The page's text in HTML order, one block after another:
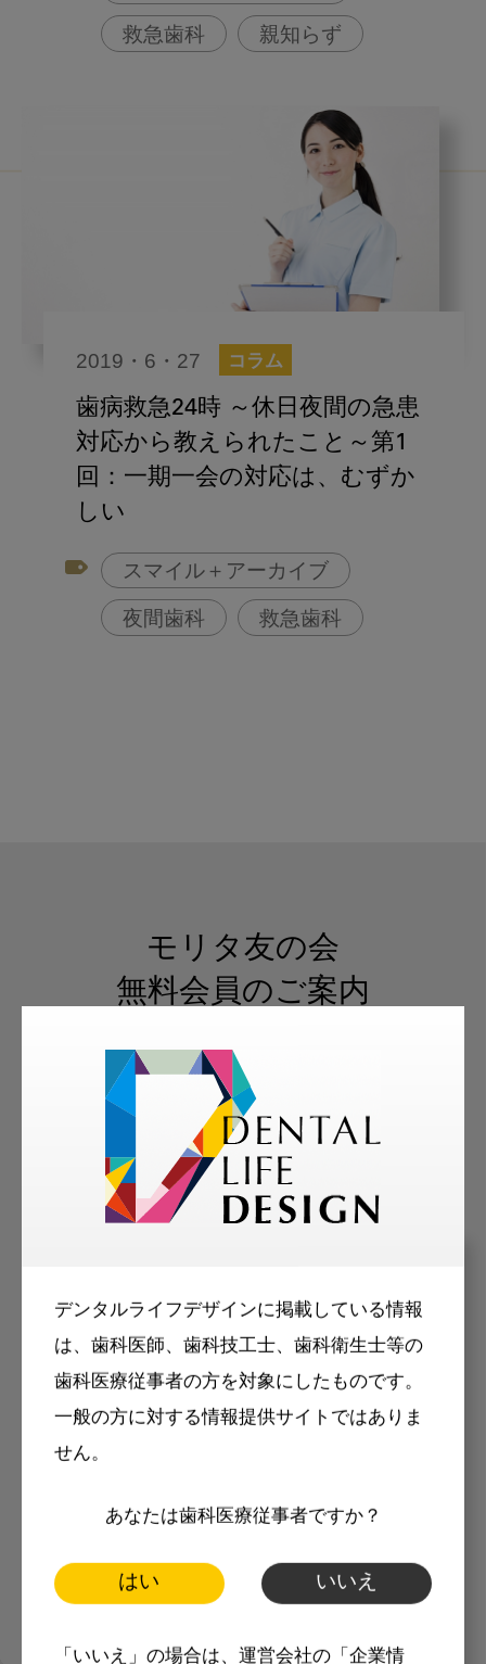
デンタルライフデザインに掲載している情報
は、歯科医師、歯科技工士、歯科衛生士等の
歯科医療従事者の方を対象にしたものです。
一般の方に対する情報提供サイトではありま
せん。
あなたは歯科医療従事者ですか？
はい いいえ
「いいえ」の場合は、運営会社の「企業情
救急歯科 親知らず
2019・6・27 コラム
歯病救急24時 ～休日夜間の急患
対応から教えられたこと～第1
回：一期一会の対応は、むずか
しい
スマイル＋アーカイブ
夜間歯科 救急歯科
モリタ友の会
無料会員のご案内
モリタ友の会に登録いただくと、デンタルライ
フデザインをもっと便利にご利用いただくこと
読むことが可能
掲載記事の一部（または全部）はログ